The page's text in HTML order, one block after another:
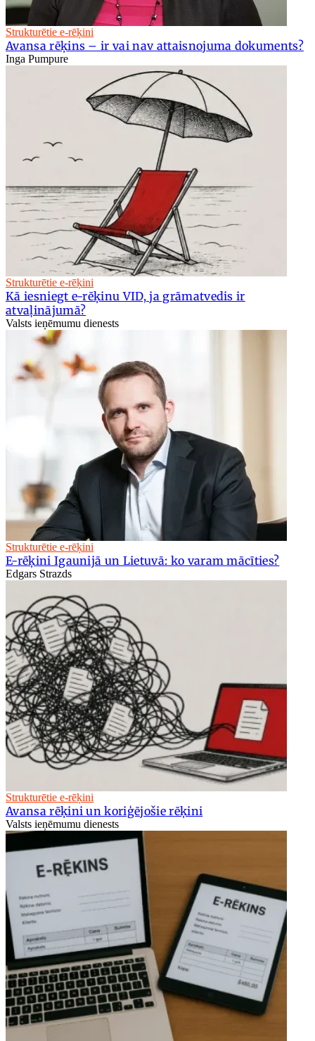
Strukturētie e-rēķini
Avansa rēķins – ir vai nav attaisnojuma dokuments?
Inga Pumpure
Strukturētie e-rēķini
Kā iesniegt e-rēķinu VID, ja grāmatvedis ir
atvaļinājumā?
Valsts ieņēmumu dienests
Strukturētie e-rēķini
E-rēķini Igaunijā un Lietuvā: ko varam mācīties?
Edgars Strazds
Strukturētie e-rēķini
Avansa rēķini un koriģējošie rēķini
Valsts ieņēmumu dienests